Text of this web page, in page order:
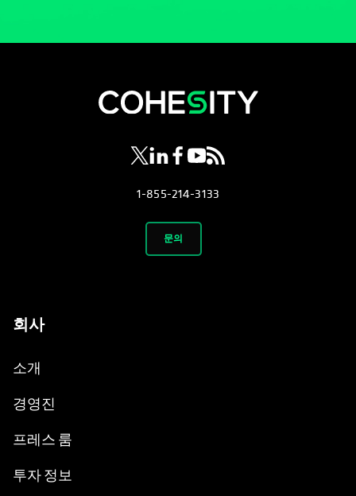
1-855-214-3133
경영진
프레스 룸
투자 정보
채용 정보